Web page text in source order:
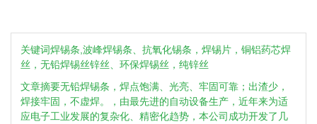
关键词焊锡条,波峰焊锡条、抗氧化锡条，焊锡片，铜铝药芯焊
丝，无铅焊锡丝锌丝、环保焊锡丝，纯锌丝
文章摘要无铅焊锡条，焊点饱满、光亮、牢固可靠；出渣少，
焊接牢固，不虚焊。，由最先进的自动设备生产，近年来为适
应电子工业发展的复杂化、精密化趋势，本公司成功开发了几